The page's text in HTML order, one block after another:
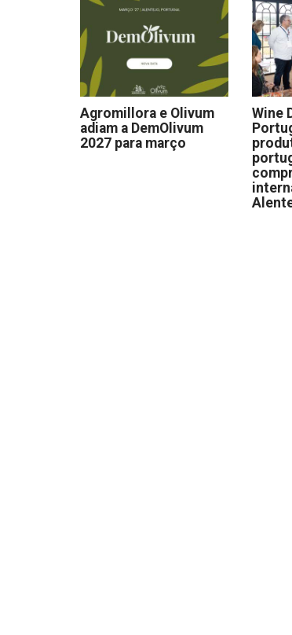
Agromillora e Olivum
adiam a DemOlivum
2027 para março
Wine